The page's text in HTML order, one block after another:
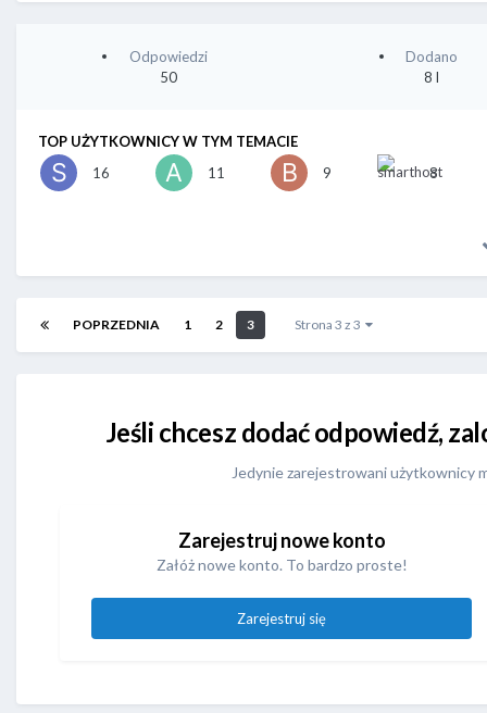
Odpowiedzi
50
Dodano
8 l
TOP UŻYTKOWNICY W TYM TEMACIE
16
11 9 8
POPRZEDNIA 1 2 3 Strona 3 z 3
Jeśli chcesz dodać odpowiedź,
Jedynie zarejestrowani użytkownicy
Zarejestruj nowe konto
Załóż nowe konto. To bardzo proste!
Zarejestruj się